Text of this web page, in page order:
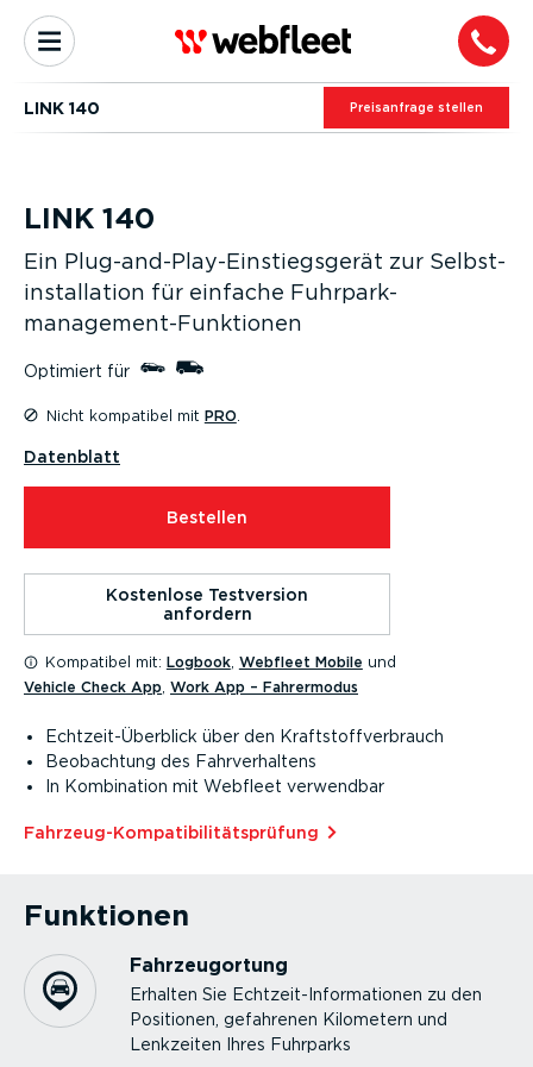
LINK 140 Preis­an­frage stellen
LINK 140
Ein Plug-an­d-­Play­-Ein­stiegs­gerät zur Selbst­
in­stal­lation für einfache Fuhrpark­
management-Funktionen
Optimiert für
Nicht kompatibel mit PRO.
Kompatibel mit: Logbook, Webfleet Mobile und
Vehicle Check App, Work App – Fahrermodus
Echtzeit-­Über­blick über den Kraft­stoff­ver­brauch
Beobachtung des Fahrver­haltens
In Kombination mit Webfleet verwendbar
Fahrzeu­g-­Kom­pa­ti­bi­li­täts­prüfung
Datenblatt
Kostenlose Testversion
anfordern
Bestellen
Funktionen
Fahrzeu­g­ortung
Erhalten Sie Echtzeit-In­for­ma­tionen zu den
Positionen, gefahrenen Kilometern und
Lenkzeiten Ihres Fuhrparks